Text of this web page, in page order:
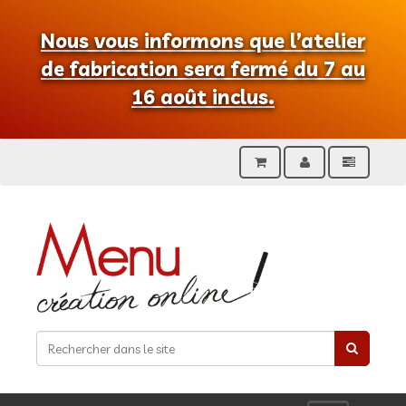
Nous vous informons que l’atelier
de fabrication sera fermé du 7 au
16 août inclus.